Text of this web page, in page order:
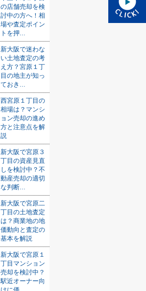
の店舗売却を検
討中の方へ！相
場や査定ポイン
トを押...
新大阪で迷わな
い土地査定の考
え方？宮原１丁
目の地主が知っ
ておき...
西宮原１丁目の
相場は？マンシ
ョン売却の進め
方と注意点を解
説
新大阪で宮原３
丁目の資産見直
しを検討中？不
動産売却の適切
な判断...
新大阪で宮原二
丁目の土地査定
は？商業地の地
価動向と査定の
基本を解説
新大阪で宮原１
丁目マンション
売却を検討中？
駅近オーナー向